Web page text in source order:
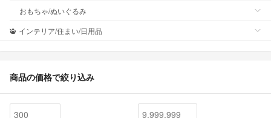
おもちゃ/ぬいぐるみ
インテリア/住まい/日用品
商品の価格で絞り込み